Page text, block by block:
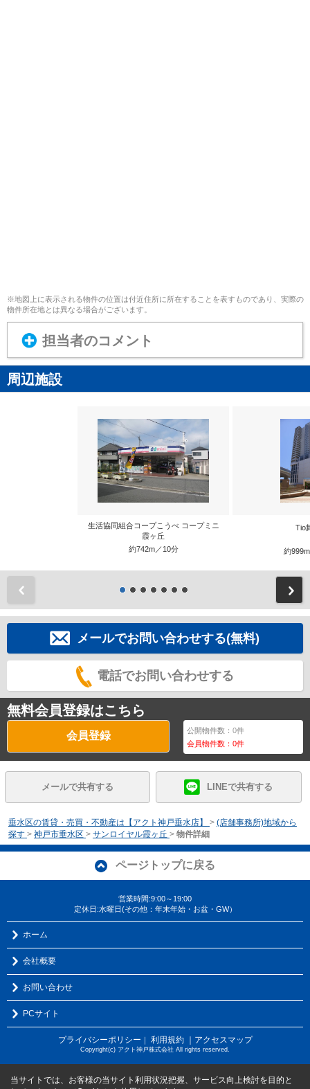
※地図上に表示される物件の位置は付近住所に所在することを表すものであり、実際の
物件所在地とは異なる場合がございます。
担当者のコメント
周辺施設
生活協同組合コープこうべ コープミニ
霞ヶ丘
約742m／10分
Tio
約
メールでお問い合わせする(無料)
電話でお問い合わせする
無料会員登録はこちら
会員登録 公開物件数：0件
会員物件数：0件
メールで共有する LINEで共有する
垂水区の賃貸・売買・不動産は【アクト神戸垂水店】 > (店舗事務所)地域から
探す > 神戸市垂水区 > サンロイヤル霞ヶ丘 > 物件詳細
ページトップに戻る
営業時間:9:00～19:00
定休日:水曜日(その他：年末年始・お盆・GW）
ホーム
会社概要
お問い合わせ
PCサイト
プライバシーポリシー ｜ 利用規約 ｜アクセスマップ
Copyright(c) アクト神戸株式会社 All rights reserved.
当サイトでは、お客様の当サイト利用状況把握、サービス向上検討を目的と